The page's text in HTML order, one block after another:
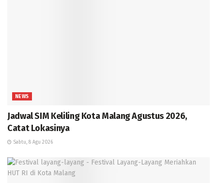
NEWS
Jadwal SIM Keliling Kota Malang Agustus 2026,
Catat Lokasinya
Sabtu, 8 Agu 2026